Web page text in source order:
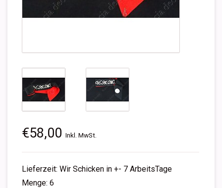
€58,00 Inkl. MwSt.
Lieferzeit: Wir Schicken in +- 7 ArbeitsTage
Menge: 6